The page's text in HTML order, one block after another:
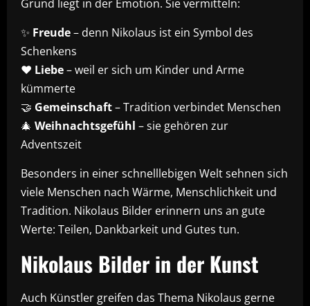
Grund liegt in der Emotion. Sie vermitteln:
✨ Freude– denn Nikolaus ist ein Symbol des
Schenkens
❤️ Liebe– weil er sich um Kinder und Arme
kümmerte
🤝 Gemeinschaft– Tradition verbindet Menschen
🎄 Weihnachtsgefühl – sie gehören zur
Adventszeit
Besonders in einer schnelllebigen Welt sehnen sich
viele Menschen nach Wärme, Menschlichkeit und
Tradition. Nikolaus Bilder erinnern uns an gute
Werte: Teilen, Dankbarkeit und Gutes tun.
Nikolaus Bilder in der Kunst
Auch Künstler greifen das Thema Nikolaus gerne